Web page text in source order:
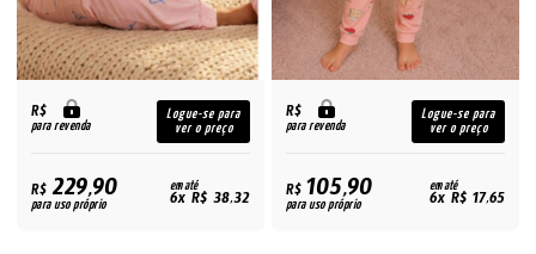
R$
para revenda
Logue-se para
ver o preço
R$229,90
para uso próprio
em até
6x R$ 38,32
R$
para revenda
Logue-se para
ver o preço
R$105,90
para uso próprio
em até
6x R$ 17,65